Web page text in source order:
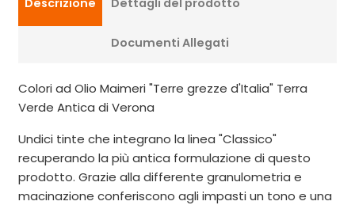
Documenti Allegati
Colori ad Olio Maimeri "Terre grezze d'Italia" Terra
Verde Antica di Verona
Undici tinte che integrano la linea "Classico"
recuperando la più antica formulazione di questo
prodotto. Grazie alla differente granulometria e
macinazione conferiscono agli impasti un tono e una